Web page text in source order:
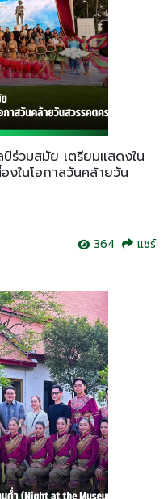
ร่วมสมัย เตรียมแสดงใน
งในโอกาสวันคล้ายวัน
364
แชร์